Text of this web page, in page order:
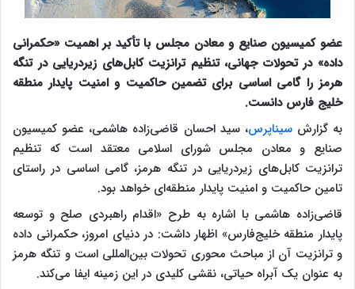
عضو کمیسیون صنایع و معادن مجلس با تأکید بر اهمیت «حکمرانی
داده» در تحولات جهانی، تنظیم ترانزیت کابل‌های زیردریایی در تنگه
هرمز را گامی اساسی برای تضمین حاکمیت و امنیت پایدار منطقه
خلیج فارس دانست.
به گزارشسیناپرس، سید احسان قاضی‌زاده هاشمی، عضو کمیسیون
صنایع و معادن مجلس شورای اسلامی معتقد است که تنظیم
ترانزیت کابل‌های زیردریایی در تنگه هرمز، گامی اساسی در راستای
تامین حاکمیت و امنیت پایدار منطقه‌ای خواهد بود.
قاضی‌زاده هاشمی با اشاره به طرح «اقدام راهبردی صلح و توسعه
پایدار منطقه خلیج‌فارس» اظهار داشت: در دنیای امروز، حکمرانی داده
و ترانزیت آن از مباحث محوری تحولات بین‌المللی است و تنگه هرمز
به عنوان یک آبراه حیاتی، نقشی کلیدی در این زمینه ایفا می‌کند.